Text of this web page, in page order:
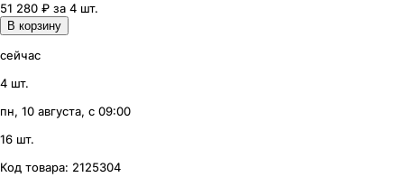
51 280 ₽ за 4 шт.
В корзину
сейчас
4 шт.
пн, 10 августа, с 09:00
16 шт.
Код товара: 2125304